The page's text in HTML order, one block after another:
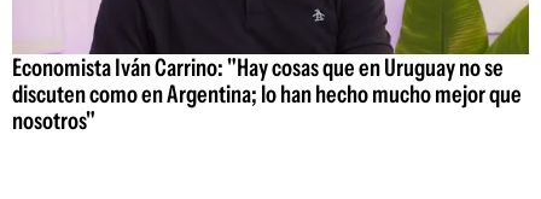
Economista Iván Carrino: "Hay cosas que en Uruguay no se
discuten como en Argentina; lo han hecho mucho mejor que
nosotros"